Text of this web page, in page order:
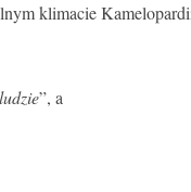
klimacie
”, a